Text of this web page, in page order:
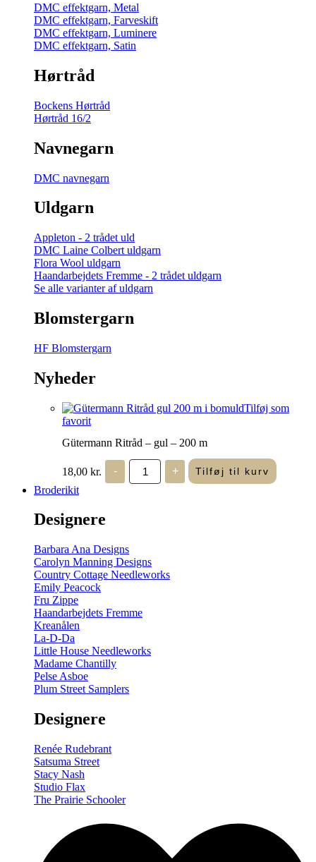
DMC effektgarn, Metal
DMC effektgarn, Farveskift
DMC effektgarn, Luminere
DMC effektgarn, Satin
Hørtråd
Bockens Hørtråd
Hørtråd 16/2
Navnegarn
DMC navnegarn
Uldgarn
Appleton - 2 trådet uld
DMC Laine Colbert uldgarn
Flora Wool uldgarn
Haandarbejdets Fremme - 2 trådet uldgarn
Se alle varianter af uldgarn
Blomstergarn
HF Blomstergarn
Nyheder
Tilføj som
favorit
Gütermann Ritråd – gul – 200 m
18,00 kr. -
Gütermann
Ritråd
-
+ Tilføj til kurv
Broderikit
Designere
Barbara Ana Designs
Carolyn Manning Designs
Country Cottage Needleworks
Emily Peacock
Fru Zippe
Haandarbejdets Fremme
Kreanålen
La-D-Da
Little House Needleworks
Madame Chantilly
Pelse Asboe
Plum Street Samplers
Designere
Renée Rudebrant
Satsuma Street
Stacy Nash
Studio Flax
The Prairie Schooler